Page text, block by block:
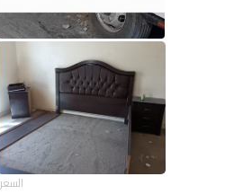
السعر